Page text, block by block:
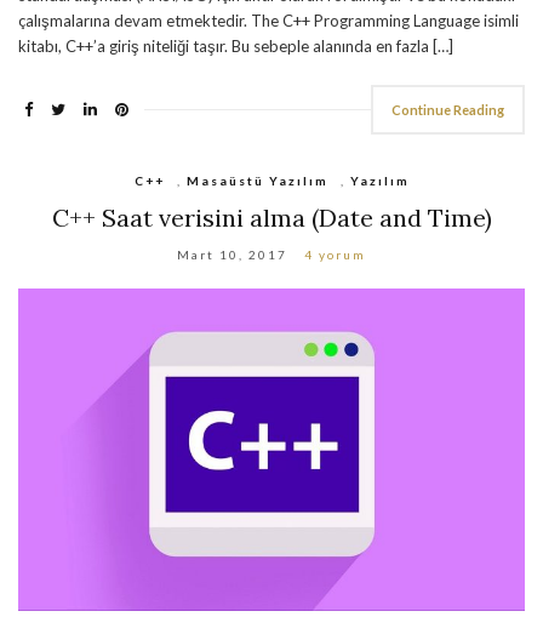
çalışmalarına devam etmektedir. The C++ Programming Language isimli
kitabı, C++’a giriş niteliği taşır. Bu sebeple alanında en fazla […]
Continue Reading
C++ , Masaüstü Yazılım , Yazılım
C++ Saat verisini alma (Date and Time)
Mart 10, 2017 4 yorum